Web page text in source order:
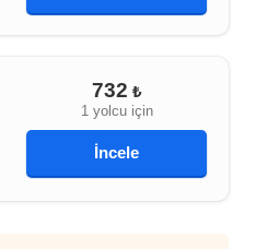
732 ₺
1 yolcu için
İncele